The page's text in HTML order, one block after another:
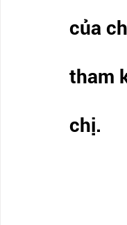
của
tham
chị.